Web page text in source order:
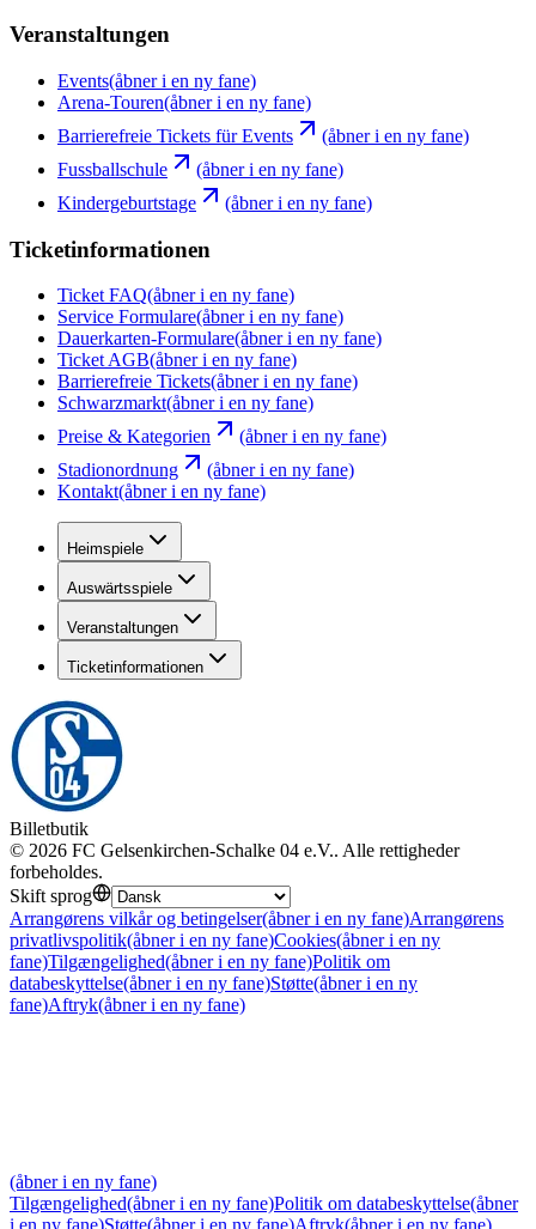
Veranstaltungen
Events(åbner i en ny fane)
Arena-Touren(åbner i en ny fane)
Barrierefreie Tickets für Events
(åbner i en ny fane)
Fussballschule
(åbner i en ny fane)
Kindergeburtstage
(åbner i en ny fane)
Ticketinformationen
Ticket FAQ(åbner i en ny fane)
Service Formulare(åbner i en ny fane)
Dauerkarten-Formulare(åbner i en ny fane)
Ticket AGB(åbner i en ny fane)
Barrierefreie Tickets(åbner i en ny fane)
Schwarzmarkt(åbner i en ny fane)
Preise & Kategorien
(åbner i en ny fane)
Stadionordnung
(åbner i en ny fane)
Kontakt(åbner i en ny fane)
Heimspiele
Auswärtsspiele
Veranstaltungen
Ticketinformationen
Billetbutik
© 2026 FC Gelsenkirchen-Schalke 04 e.V.. Alle rettigheder
forbeholdes.
Skift sprog
Arrangørens vilkår og betingelser(åbner i en ny fane)Arrangørens
privatlivspolitik(åbner i en ny fane)Cookies(åbner i en ny
fane)Tilgængelighed(åbner i en ny fane)Politik om
databeskyttelse(åbner i en ny fane)Støtte(åbner i en ny
fane)Aftryk(åbner i en ny fane)
(åbner i en ny fane)
Tilgængelighed(åbner i en ny fane)Politik om databeskyttelse(åbner
i en ny fane)Støtte(åbner i en ny fane)Aftryk(åbner i en ny fane)